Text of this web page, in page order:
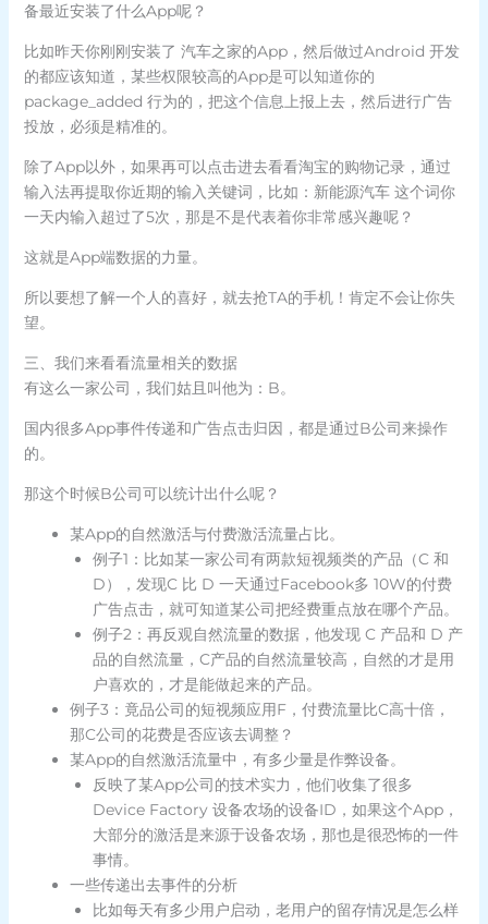
备最近安装了什么App呢？
比如昨天你刚刚安装了 汽车之家的App，然后做过Android 开发
的都应该知道，某些权限较高的App是可以知道你的
package_added 行为的，把这个信息上报上去，然后进行广告
投放，必须是精准的。
除了App以外，如果再可以点击进去看看淘宝的购物记录，通过
输入法再提取你近期的输入关键词，比如：新能源汽车 这个词你
一天内输入超过了5次，那是不是代表着你非常感兴趣呢？
这就是App端数据的力量。
所以要想了解一个人的喜好，就去抢TA的手机！肯定不会让你失
望。
三、我们来看看流量相关的数据
有这么一家公司，我们姑且叫他为：B。
国内很多App事件传递和广告点击归因，都是通过B公司来操作
的。
那这个时候B公司可以统计出什么呢？
某App的自然激活与付费激活流量占比。
例子1：比如某一家公司有两款短视频类的产品（C 和
D），发现C 比 D 一天通过Facebook多 10W的付费
广告点击，就可知道某公司把经费重点放在哪个产品。
例子2：再反观自然流量的数据，他发现 C 产品和 D 产
品的自然流量，C产品的自然流量较高，自然的才是用
户喜欢的，才是能做起来的产品。
例子3：竟品公司的短视频应用F，付费流量比C高十倍，
那C公司的花费是否应该去调整？
某App的自然激活流量中，有多少量是作弊设备。
反映了某App公司的技术实力，他们收集了很多
Device Factory 设备农场的设备ID，如果这个App，
大部分的激活是来源于设备农场，那也是很恐怖的一件
事情。
一些传递出去事件的分析
比如每天有多少用户启动，老用户的留存情况是怎么样